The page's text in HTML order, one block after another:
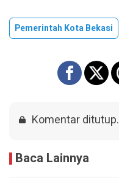
Pemerintah Kota Bekasi
Komentar ditutup.
Baca Lainnya